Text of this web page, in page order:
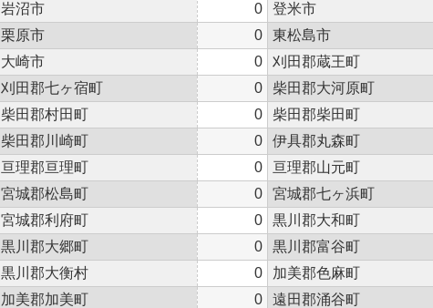
岩沼市
0 登米市
栗原市
0 東松島市
大崎市
0 刈田郡蔵王町
刈田郡七ヶ宿町
0 柴田郡大河原町
柴田郡村田町
0 柴田郡柴田町
柴田郡川崎町
0 伊具郡丸森町
亘理郡亘理町
0 亘理郡山元町
宮城郡松島町
0 宮城郡七ヶ浜町
宮城郡利府町
0 黒川郡大和町
黒川郡大郷町
0 黒川郡富谷町
黒川郡大衡村
0 加美郡色麻町
加美郡加美町
0 遠田郡涌谷町